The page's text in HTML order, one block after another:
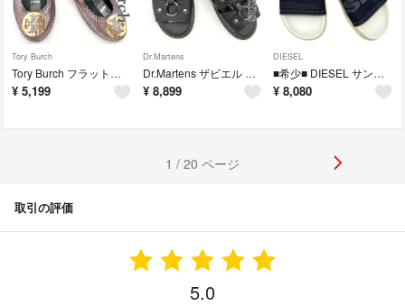
Tory Burch
Tory Burch フラットシューズ 光沢 ゴールドロゴ ピンク 2363T
¥ 5,199
Dr.Martens
Dr.Martens ザビエル サンダル 本革 メタルリング バックストラップ ブラック 2360T
¥ 8,899
DIESEL
■希少■ DIESEL サンダル デニム ホワイト×デニム 2359T
¥ 8,080
1 / 20 ページ
取引の評価
5.0